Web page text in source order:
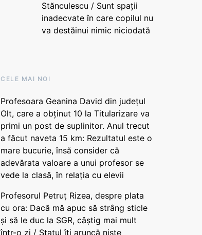
Stănculescu / Sunt spații
inadecvate în care copilul nu
va destăinui nimic niciodată
CELE MAI NOI
Profesoara Geanina David din județul
Olt, care a obținut 10 la Titularizare va
primi un post de suplinitor. Anul trecut
a făcut naveta 15 km: Rezultatul este o
mare bucurie, însă consider că
adevărata valoare a unui profesor se
vede la clasă, în relația cu elevii
Profesorul Petruț Rizea, despre plata
cu ora: Dacă mă apuc să strâng sticle
și să le duc la SGR, câștig mai mult
într-o zi / Statul îți aruncă niște